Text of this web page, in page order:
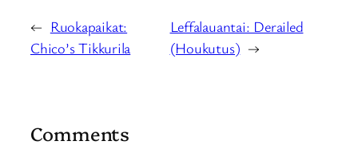
← Ruokapaikat:
Chico’s Tikkurila
Leffalauantai: Derailed
(Houkutus) →
Comments